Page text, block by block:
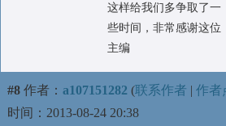
这样给我们多争取了一
些时间，非常感谢这位
主编
#8 作者： a107151282 (联系作者 | 作者
时间：2013-08-24 20:38